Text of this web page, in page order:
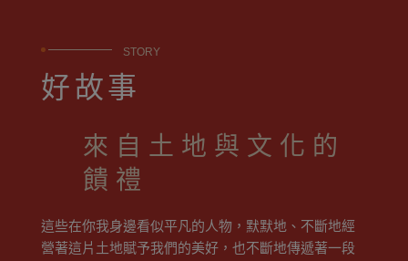
STORY
好故事
來自土地與文化的
饋禮
這些在你我身邊看似平凡的人物，默默地、不斷地經
營著這片土地賦予我們的美好，也不斷地傳遞著一段